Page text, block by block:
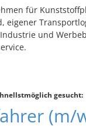
für
eigener
und
gesucht:
(m/